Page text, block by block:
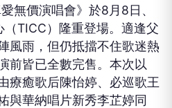
無價演唱會》於8 月 8日、
（TICC）隆重登場。適逢父
風雨，但仍抵擋不住歌迷熱
前皆已全數完售。本次以
療癒歌后陳怡婷、必巡歌王
與華納唱片新秀李芷婷同